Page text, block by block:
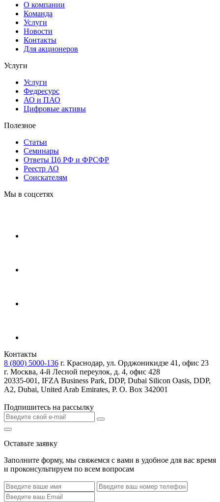
О компании
Команда
Услуги
Новости
Контакты
Для акционеров
Услуги
Услуги
Федресурс
АО и ПАО
Цифровые активы
Полезное
Статьи
Cеминары
Ответы Цб РФ и ФРСФР
Реестр АО
Соискателям
Мы в соцсетях
Контакты
8 (800) 5000-136 г. Краснодар, ул. Орджоникидзе 41, офис 23
г. Москва, 4-й Лесной переулок, д. 4, офис 428
20335-001, IFZA Business Park, DDP, Dubai Silicon Oasis, DDP,
A2, Dubai, United Arab Emirates, P. O. Box 342001
Подпишитесь на рассылку
Оставьте заявку
Заполните форму, мы свяжемся с вами в удобное для вас время
и проконсультируем по всем вопросам